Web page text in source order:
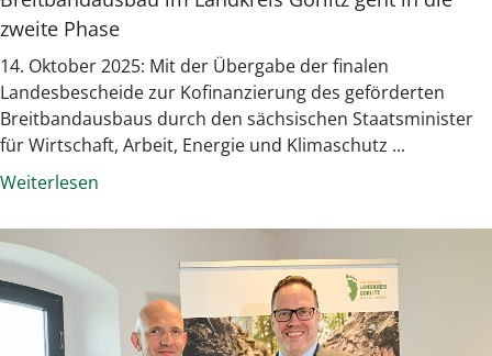
zweite Phase
14. Oktober 2025: Mit der Übergabe der finalen
Landesbescheide zur Kofinanzierung des geförderten
Breitbandausbaus durch den sächsischen Staatsminister
für Wirtschaft, Arbeit, Energie und Klimaschutz ...
Weiterlesen